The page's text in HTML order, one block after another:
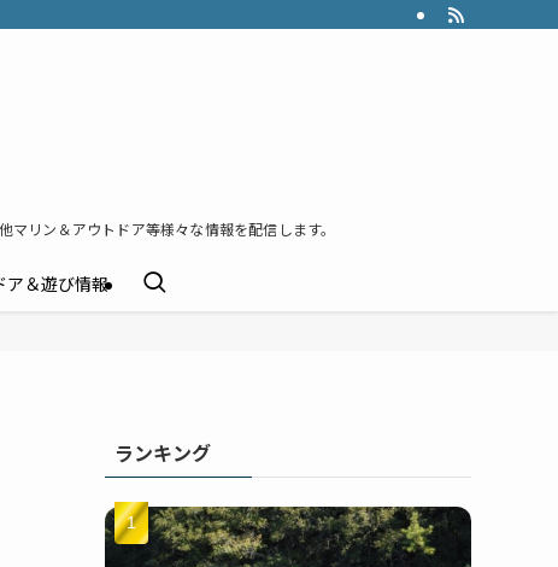
リン＆アウトドア等様々な情報を配信します。
ア＆遊び情報
ランキング